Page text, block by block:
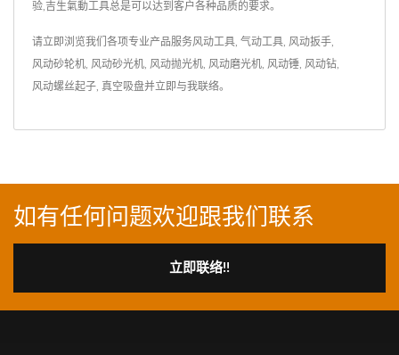
验,吉生氣動工具总是可以达到客户各种品质的要求。
请立即浏览我们各项专业产品服务风动工具, 气动工具 风动扳手
风动砂轮机 风动砂光机 风动抛光机 风动磨光机 风动锤 风动钻
风动螺丝起子 真空吸盘并立即与我联络。
如有任何问题欢迎跟我们联系
立即联络!!